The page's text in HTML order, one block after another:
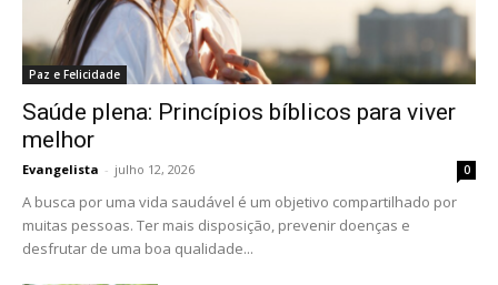
Paz e Felicidade
Saúde plena: Princípios bíblicos para viver
melhor
Evangelista - julho 12, 2026 0
A busca por uma vida saudável é um objetivo compartilhado por
muitas pessoas. Ter mais disposição, prevenir doenças e
desfrutar de uma boa qualidade...